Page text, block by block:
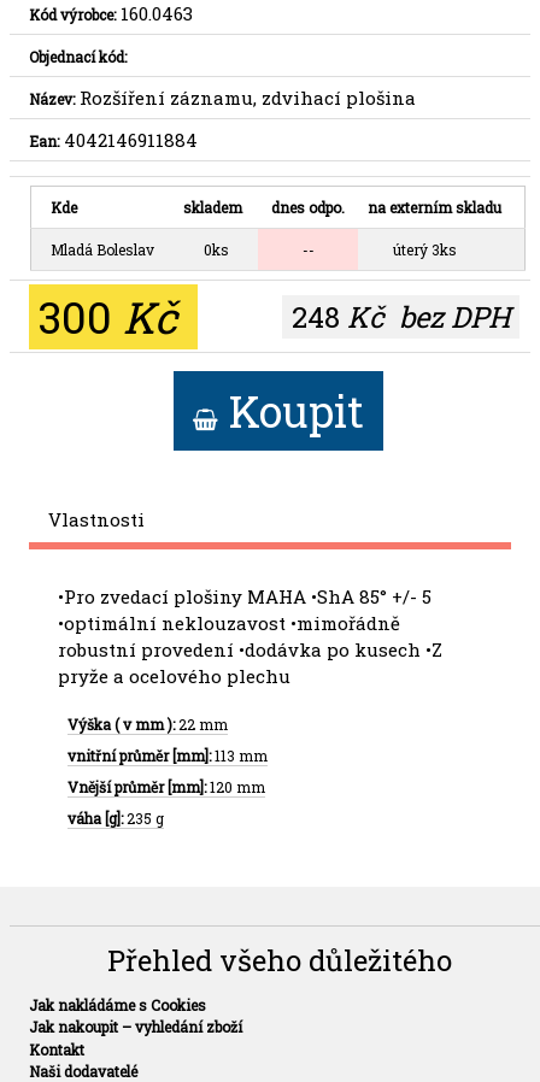
Kód výrobce:160.0463
Objednací kód:
Název:Rozšíření záznamu, zdvihací plošina
Ean: 4042146911884
Kde skladem dnes odpo. na externím skladu
Mladá Boleslav 0ks -- úterý 3ks
300 Kč 248 Kč bez DPH
Koupit
Vlastnosti
•Pro zvedací plošiny MAHA •ShA 85° +/- 5
•optimální neklouzavost •mimořádně
robustní provedení •dodávka po kusech •Z
pryže a ocelového plechu
Výška ( v mm ):22 mm
vnitřní průměr [mm]:113 mm
Vnější průměr [mm]:120 mm
váha [g]:235 g
Přehled všeho důležitého
Jak nakládáme s Cookies
Jak nakoupit – vyhledání zboží
Kontakt
Naši dodavatelé